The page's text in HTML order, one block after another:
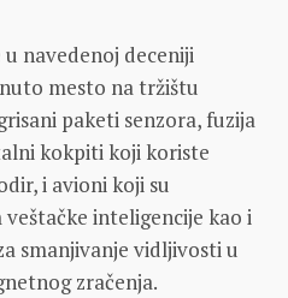
navedenoj deceniji
mesto na tržištu
paketi senzora, fuzija
kokpiti koji koriste
i avioni koji su
inteligencije kao i
smanjivanje vidljivosti u
zračenja.